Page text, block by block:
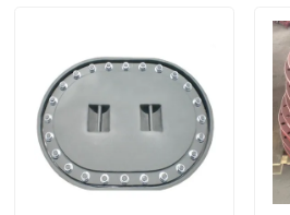
Γύρος εργοστασίων
Ποιοτικός έλεγχος